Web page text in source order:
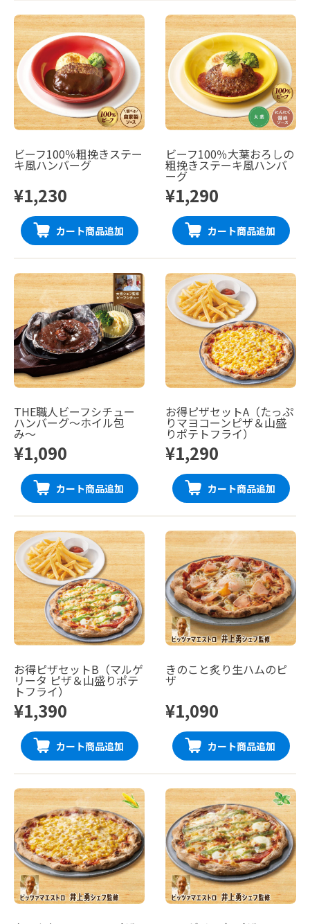
ビーフ100％粗挽きステー
キ風ハンバーグ
¥1,230
カート商品追加
ビーフ100％大葉おろしの
粗挽きステーキ風ハンバ
ーグ
¥1,290
カート商品追加
THE職人ビーフシチュー
ハンバーグ〜ホイル包
み〜
¥1,090
カート商品追加
お得ピザセットA（たっぷ
りマヨコーンピザ＆山盛
りポテトフライ）
¥1,290
カート商品追加
お得ピザセットB（マルゲ
リータ ピザ＆山盛りポテ
トフライ）
¥1,390
カート商品追加
きのこと炙り生ハムのピ
ザ
¥1,090
カート商品追加